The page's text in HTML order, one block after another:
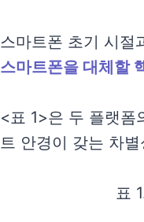
스마트폰 초기 시절
스마트폰을 대체할
<표 1>은 두 플랫폼
트 안경이 갖는 차
표